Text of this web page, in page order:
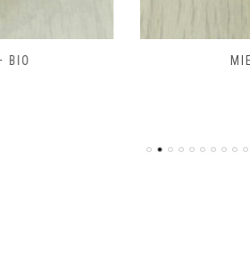
MIEL D’ACACIA 250G